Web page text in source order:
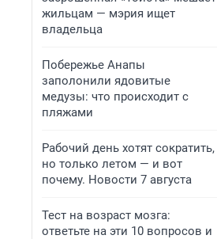
жильцам — мэрия ищет
владельца
Побережье Анапы
заполонили ядовитые
медузы: что происходит с
пляжами
Рабочий день хотят сократить,
но только летом — и вот
почему. Новости 7 августа
Тест на возраст мозга:
ответьте на эти 10 вопросов и